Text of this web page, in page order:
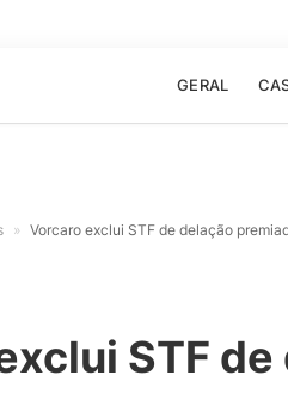
GERAL
» Vorcaro exclui STF de delação
STF